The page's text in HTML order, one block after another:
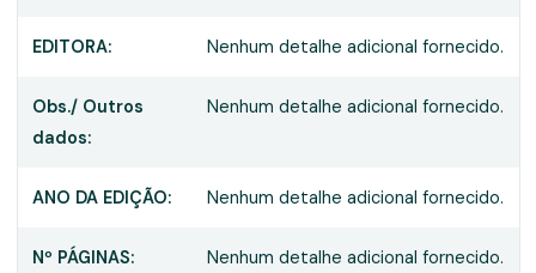
EDITORA: Nenhum detalhe adicional fornecido.
Obs./ Outros
dados:
Nenhum detalhe adicional fornecido.
ANO DA EDIÇÃO: Nenhum detalhe adicional fornecido.
Nº PÁGINAS: Nenhum detalhe adicional fornecido.